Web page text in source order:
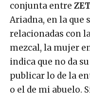
conjunta entre
Ariadna, en la que
relacionadas con
mezcal, la mujer
indica que no da
publicar lo de la
o el de mi abuelo.